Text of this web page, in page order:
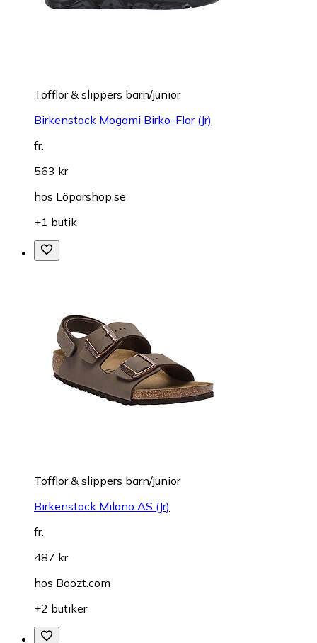
Tofflor & slippers barn/junior
Birkenstock Mogami Birko-Flor (Jr)
fr.
563 kr
hos Löparshop.se
+1 butik
Tofflor & slippers barn/junior
Birkenstock Milano AS (Jr)
fr.
487 kr
hos Boozt.com
+2 butiker